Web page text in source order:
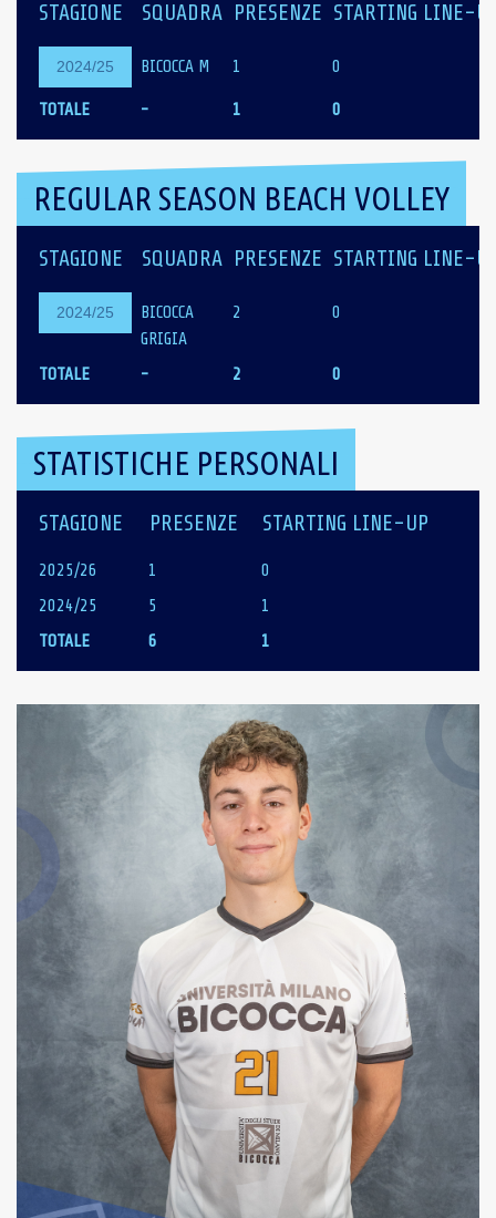
STAGIONE SQUADRA PRESENZE STARTING LINE-
2024/25 BICOCCA M 1 0
TOTALE - 1 0
REGULAR SEASON BEACH VOLLEY
STAGIONE SQUADRA PRESENZE STARTING LINE-
2024/25
BICOCCA
GRIGIA
2 0
TOTALE - 2 0
STATISTICHE PERSONALI
STAGIONE PRESENZE STARTING LINE-UP
2025/26 1
0
2024/25
5
1
TOTALE
6 1